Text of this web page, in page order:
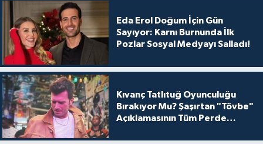
Eda Erol Doğum İçin Gün
Sayıyor: Karnı Burnunda İlk
Pozlar Sosyal Medyayı Salladı!
Kıvanç Tatlıtuğ Oyunculuğu
Bırakıyor Mu? Şaşırtan "Tövbe"
Açıklamasının Tüm Perde